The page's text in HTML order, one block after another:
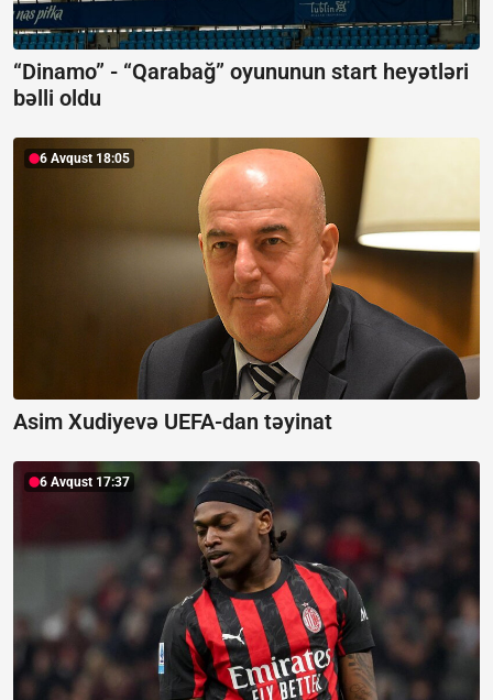
“Dinamo” - “Qarabağ” oyununun start heyətləri
bəlli oldu
6 Avqust 18:05
Asim Xudiyevə UEFA-dan təyinat
6 Avqust 17:37